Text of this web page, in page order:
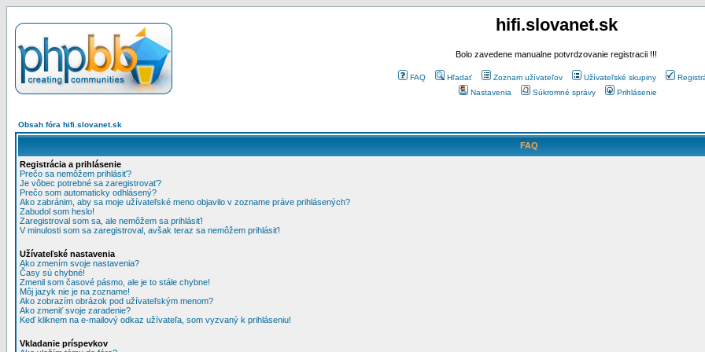
hifi.slovanet.sk
Bolo zavedene manualne potvrdzovanie registracii !!!
FAQ Hľadať Zoznam užívateľov Užívateľské skupiny
Nastavenia
Súkromné správy Prihlásenie
Obsah fóra hifi.slovanet.sk
FAQ
Registrácia a prihlásenie
Prečo sa nemôžem prihlásiť?
Je vôbec potrebné sa zaregistrovať?
Prečo som automaticky odhlásený?
Ako zabránim, aby sa moje užívateľské meno objavilo v zozname práve prihlásených?
Zabudol som heslo!
Zaregistroval som sa, ale nemôžem sa prihlásiť!
V minulosti som sa zaregistroval, avšak teraz sa nemôžem prihlásiť!
Užívateľské nastavenia
Ako zmením svoje nastavenia?
Časy sú chybné!
Zmenil som časové pásmo, ale je to stále chybne!
Môj jazyk nie je na zozname!
Ako zobrazím obrázok pod užívateľským menom?
Ako zmeniť svoje zaradenie?
Keď kliknem na e-mailový odkaz užívateľa, som vyzvaný k prihláseniu!
Vkladanie príspevkov